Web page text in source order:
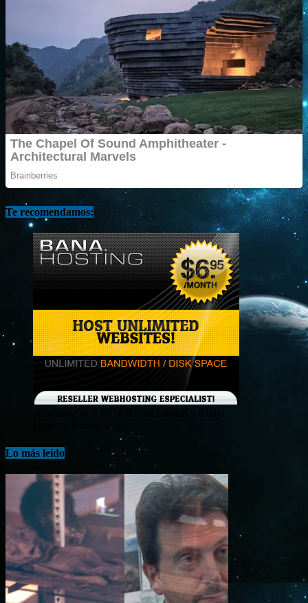
Te recomendamos:
¡Consigue tu hosting de alta calidad y a bajo
costo en Banahosting!
Lo más leído